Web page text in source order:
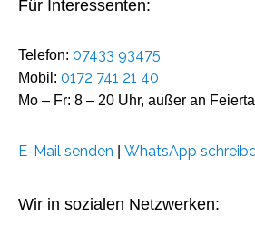
Für Interessenten:
Telefon: 07433 93475
Mobil: 0172 741 21 40
Mo – Fr: 8 – 20 Uhr, außer an
E-Mail senden WhatsApp
Wir in sozialen Netzwerken: